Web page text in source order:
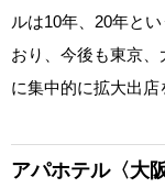
ルは10年、20年と
おり、今後も東京
に集中的に拡大出店
アパホテル〈大